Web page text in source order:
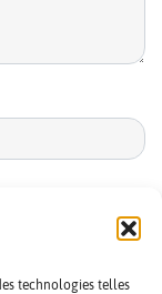
technologies telles